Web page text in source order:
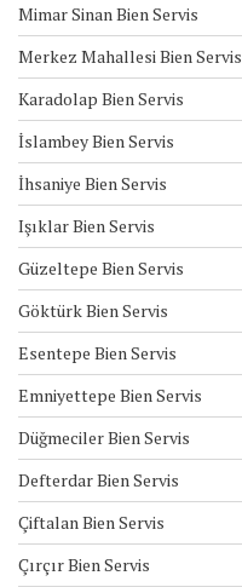
Mimar Sinan Bien Servis
Merkez Mahallesi Bien Servis
Karadolap Bien Servis
İslambey Bien Servis
İhsaniye Bien Servis
Işıklar Bien Servis
Güzeltepe Bien Servis
Göktürk Bien Servis
Esentepe Bien Servis
Emniyettepe Bien Servis
Düğmeciler Bien Servis
Defterdar Bien Servis
Çiftalan Bien Servis
Çırçır Bien Servis